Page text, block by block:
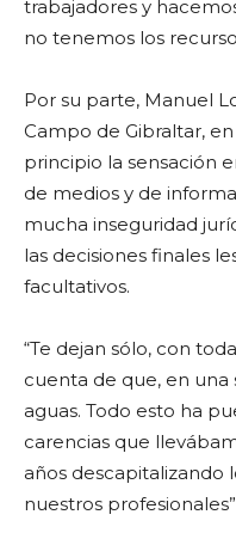
trabajadores y
no tenemos los
Por su parte, Manuel
Campo de Gibraltar,
principio la sensación
de medios y de
mucha inseguridad
las decisiones finales
facultativos.
“Te dejan sólo, con
cuenta de que, en una
aguas. Todo esto ha
carencias que
años descapitalizando
nuestros